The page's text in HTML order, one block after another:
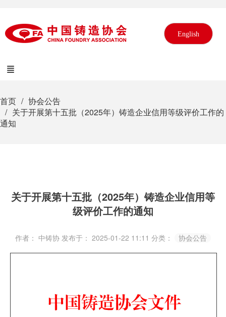
English
首页
协会公告
关于开展第十五批（2025年）铸造企业信用等级评价工作的
通知
关于开展第十五批（2025年）铸造企业信用等
级评价工作的通知
作者： 中铸协 发布于： 2025-01-22 11:11 分类： 协会公告